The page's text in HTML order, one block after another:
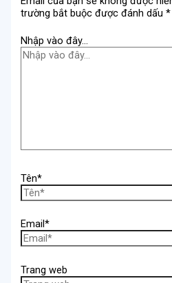
trường bắt buộc được đánh dấu*
Nhập vào đây...
Tên*
Email*
Trang web